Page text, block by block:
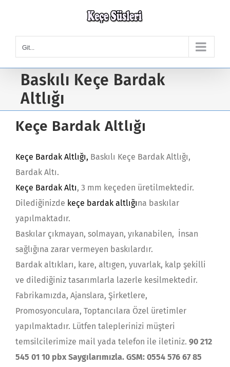
content
Git...
Baskılı Keçe Bardak
Altlığı
Keçe Bardak Altlığı
Keçe Bardak Altlığı, Baskılı Keçe Bardak Altlığı,
Bardak Altı.
Keçe Bardak Altı, 3 mm keçeden üretilmektedir.
Dilediğinizde keçe bardak altlığına baskılar
yapılmaktadır.
Baskılar çıkmayan, solmayan, yıkanabilen, İnsan
sağlığına zarar vermeyen baskılardır.
Bardak altıkları, kare, altıgen, yuvarlak, kalp şekilli
ve dilediğiniz tasarımlarla lazerle kesilmektedir.
Fabrikamızda, Ajanslara, Şirketlere,
Promosyonculara, Toptancılara Özel üretimler
yapılmaktadır. Lütfen taleplerinizi müşteri
temsilcilerimize mail yada telefon ile iletiniz. 90 212
545 01 10 pbx Saygılarımızla. GSM: 0554 576 67 85